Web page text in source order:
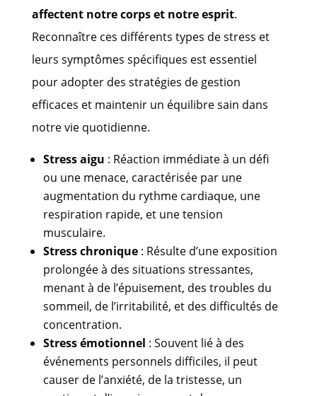
affectent notre corps et notre esprit.
Reconnaître ces différents types de stress et
leurs symptômes spécifiques est essentiel
pour adopter des stratégies de gestion
efficaces et maintenir un équilibre sain dans
notre vie quotidienne.
Stress aigu : Réaction immédiate à un défi
ou une menace, caractérisée par une
augmentation du rythme cardiaque, une
respiration rapide, et une tension
musculaire.
Stress chronique: Résulte d’une exposition
prolongée à des situations stressantes,
menant à de l’épuisement, des troubles du
sommeil, de l’irritabilité, et des difficultés de
concentration.
Stress émotionnel : Souvent lié à des
événements personnels difficiles, il peut
causer de l’anxiété, de la tristesse, un